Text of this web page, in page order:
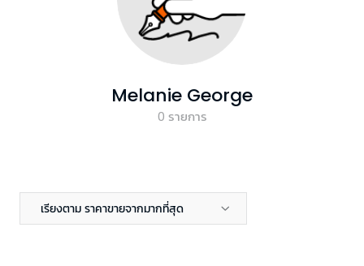
Melanie George
0 รายการ
เรียงตาม ราคาขายจากมากที่สุด